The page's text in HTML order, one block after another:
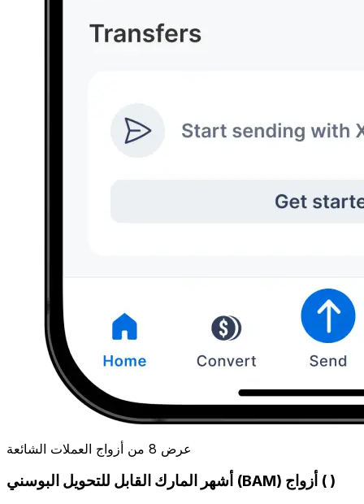
عرض 8 من أزواج العملات الشائعة
أشهر المارك القابل للتحويل البوسني (BAM) أزواج ( )